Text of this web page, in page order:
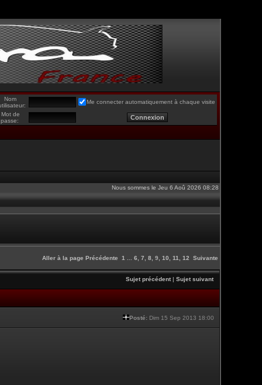
Nom
Me connecter automatiquement à chaque visite
Mot de
passe:
Nous sommes le Jeu 6 Aoû 2026 08:28
Aller à la page Précédente 1 6 7 8 9 10 11 12 Suivante
Sujet précédent| Sujet suivant
Posté: Dim 15 Sep 2013 18:00